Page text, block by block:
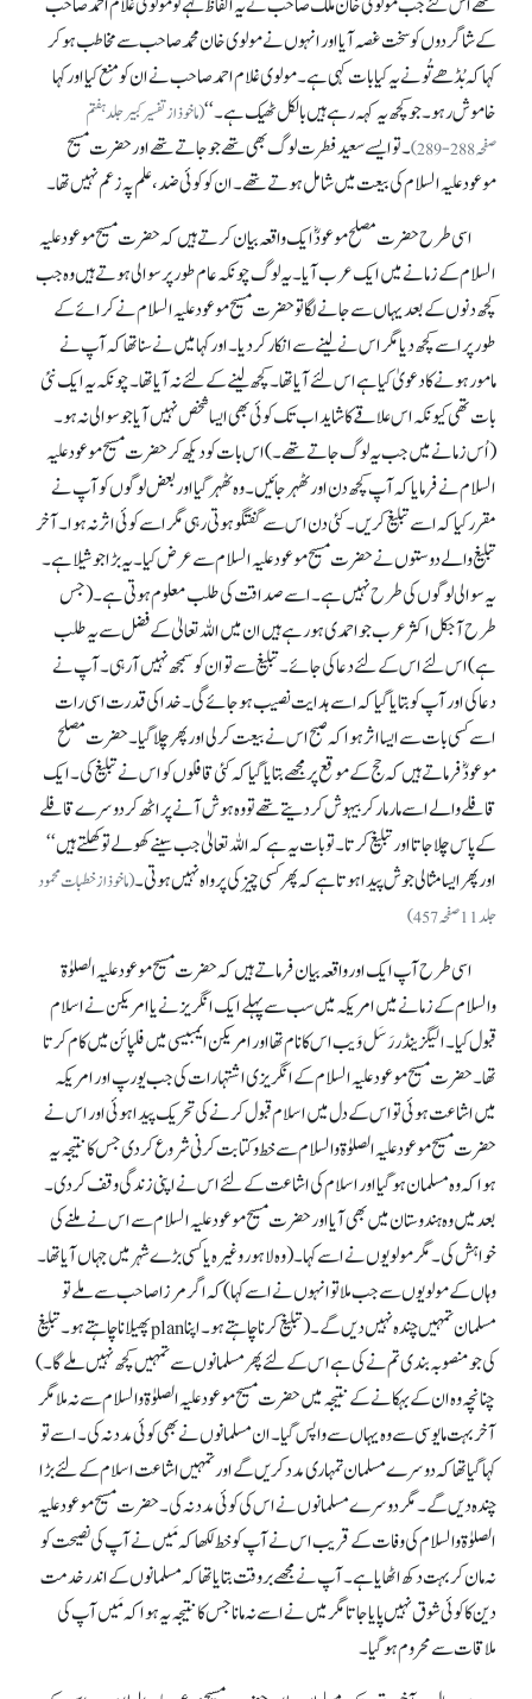
کے شاگردوں کو سخت غصہ آیا اور انہوں نے مولوی خان محمد صاحب سے مخاطب ہو کر
کہا کہ بُڈھے تُو نے یہ کیا بات کہی ہے۔ مولوی غلام احمد صاحب نے ان کو منع کیا اور کہا
خاموش رہو۔ جو کچھ یہ کہہ رہے ہیں بالکل ٹھیک ہے۔‘‘(ماخوذ از تفسیر کبیر جلد ہفتم
صفحہ288-289)
۔ تو ایسے سعید فطرت لوگ بھی تھے جو جاتے تھے اور حضرت مسیح
موعود علیہ السلام کی بیعت میں شامل ہوتے تھے۔ ان کو کوئی ضد، علم پہ زعم نہیں تھا۔
اسی طرح حضرت مصلح موعودؓ ایک واقعہ بیان کرتے ہیں کہ حضرت مسیح موعود علیہ
السلام کے زمانے میں ایک عرب آیا۔ یہ لوگ چونکہ عام طور پر سوالی ہوتے ہیں وہ جب
کچھ دنوں کے بعد یہاں سے جانے لگا تو حضرت مسیح موعود علیہ السلام نے کرائے کے
طور پر اسے کچھ دیا مگر اس نے لینے سے انکار کر دیا۔ اور کہا میں نے سنا تھا کہ آپ نے
مامور ہونے کا دعویٰ کیا ہے اس لئے آیا تھا۔ کچھ لینے کے لئے نہ آیا تھا۔ چونکہ یہ ایک نئی
بات تھی کیونکہ اس علاقے کا شاید اب تک کوئی بھی ایسا شخص نہیں آیا جو سوالی نہ ہو۔
(اُس زمانے میں جب یہ لوگ جاتے تھے۔ ) اس بات کو دیکھ کر حضرت مسیح موعود علیہ
السلام نے فرمایا کہ آپ کچھ دن اور ٹھہر جائیں۔ وہ ٹھہر گیا اور بعض لوگوں کو آپ نے
مقرر کیا کہ اسے تبلیغ کریں۔ کئی دن اس سے گفتگو ہوتی رہی مگر اسے کوئی اثر نہ ہوا۔ آخر
تبلیغ والے دوستوں نے حضرت مسیح موعود علیہ السلام سے عرض کیا۔ یہ بڑا جوشیلا ہے۔
یہ سوالی لوگوں کی طرح نہیں ہے۔ اسے صداقت کی طلب معلوم ہوتی ہے۔ (جس
طرح آجکل اکثر عرب جواحمدی ہو رہے ہیں ان میں اللہ تعالیٰ کے فضل سے یہ طلب
ہے) اس لئے اس کے لئے دعا کی جائے۔ تبلیغ سے تو ان کو سمجھ نہیں آ رہی۔ آپ نے
دعا کی اور آپ کو بتایا گیا کہ اسے ہدایت نصیب ہو جائے گی۔ خدا کی قدرت اسی رات
اسے کسی بات سے ایسا اثر ہوا کہ صبح اس نے بیعت کر لی اور پھر چلا گیا۔ حضرت مصلح
موعودؓ فرماتے ہیں کہ حج کے موقع پر مجھے بتایا گیا کہ کئی قافلوں کو اس نے تبلیغ کی۔ ایک
قافلے والے اسے مار مار کر بیہوش کر دیتے تھے تو وہ ہوش آنے پر اٹھ کر دوسرے قافلے
کے پاس چلا جاتا اور تبلیغ کرتا۔ تو بات یہ ہے کہ اللہ تعالیٰ جب سینے کھولے تو کھلتے ہیں‘‘
اور پھر ایسا مثالی جوش پیدا ہوتا ہے کہ پھر کسی چیز کی پرواہ نہیں ہوتی۔(ماخوذ از خطبات محمود
جلد 11 صفحہ457)
اسی طرح آپ ایک اور واقعہ بیان فرماتے ہیں کہ حضرت مسیح موعود علیہ الصلوٰۃ
والسلام کے زمانے میں امریکہ میں سب سے پہلے ایک انگریز نے یا امریکن نے اسلام
قبول کیا۔ الیگزینڈر رَسَل وَیب اس کا نام تھا اور امریکن ایمبیسی میں فلپائن میں کام کرتا
تھا۔ حضرت مسیح موعود علیہ السلام کے انگریزی اشتہارات کی جب یورپ اور امریکہ
میں اشاعت ہوئی تو اس کے دل میں اسلام قبول کرنے کی تحریک پیدا ہوئی اور اس نے
حضرت مسیح موعود علیہ الصلوٰۃ والسلام سے خط و کتابت کرنی شروع کر دی جس کا نتیجہ یہ
ہوا کہ وہ مسلمان ہو گیا اور اسلام کی اشاعت کے لئے اس نے اپنی زندگی وقف کر دی۔
بعد میں وہ ہندوستان میں بھی آیا اور حضرت مسیح موعود علیہ السلام سے اس نے ملنے کی
خواہش کی۔ مگر مولویوں نے اسے کہا۔ (وہ لاہور وغیرہ یا کسی بڑے شہر میں جہاں آیا تھا۔
وہاں کے مولویوں سے جب ملا تو انہوں نے اسے کہا) کہ اگر مرزا صاحب سے ملے تو
مسلمان تمہیں چندہ نہیں دیں گے۔ (تبلیغ کرنا چاہتے ہو۔ اپنا planپھیلانا چاہتے ہو۔ تبلیغ
کی جو منصوبہ بندی تم نے کی ہے اس کے لئے پھر مسلمانوں سے تمہیں کچھ نہیں ملے گا۔ )
چنانچہ وہ ان کے بہکانے کے نتیجہ میں حضرت مسیح موعود علیہ الصلوٰۃ والسلام سے نہ ملا مگر
آخر بہت مایوسی سے وہ یہاں سے واپس گیا۔ ان مسلمانوں نے بھی کوئی مددنہ کی۔ اسے تو
کہا گیا تھا کہ دوسرے مسلمان تمہاری مدد کریں گے اور تمہیں اشاعت اسلام کے لئے بڑا
چندہ دیں گے۔ مگر دوسرے مسلمانوں نے اس کی کوئی مددنہ کی۔ حضرت مسیح موعود علیہ
الصلوٰۃ والسلام کی وفات کے قریب اس نے آپ کو خط لکھا کہ مَیں نے آپ کی نصیحت کو
نہ مان کر بہت دکھ اٹھایا ہے۔ آپ نے مجھے بروقت بتایا تھا کہ مسلمانوں کے اندر خدمت
دین کا کوئی شوق نہیں پایا جاتا مگر میں نے اسے نہ مانا جس کا نتیجہ یہ ہوا کہ مَیں آپ کی
ملاقات سے محروم ہو گیا۔